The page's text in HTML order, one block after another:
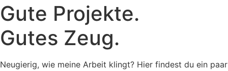
Gute Projekte.
Gutes Zeug.
Neugierig, wie meine Arbeit klingt? Hier findest du ein paar